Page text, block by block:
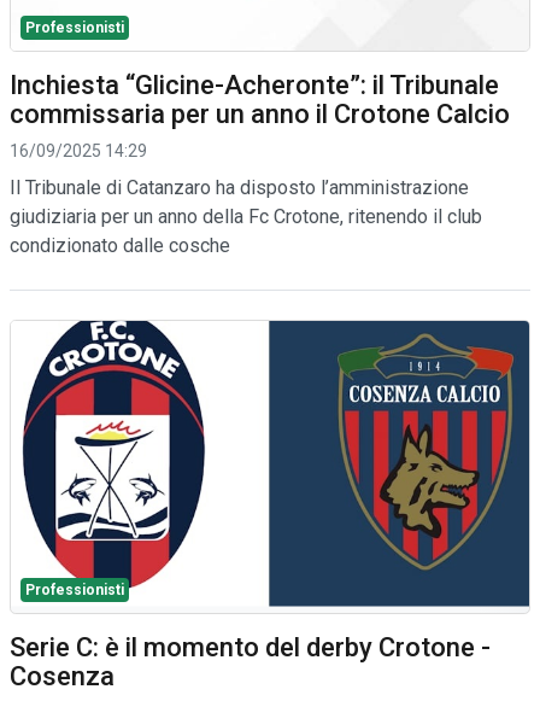
Professionisti
Inchiesta “Glicine-Acheronte”: il Tribunale
commissaria per un anno il Crotone Calcio
16/09/2025 14:29
Il Tribunale di Catanzaro ha disposto l’amministrazione
giudiziaria per un anno della Fc Crotone, ritenendo il club
condizionato dalle cosche
Professionisti
Serie C: è il momento del derby Crotone -
Cosenza